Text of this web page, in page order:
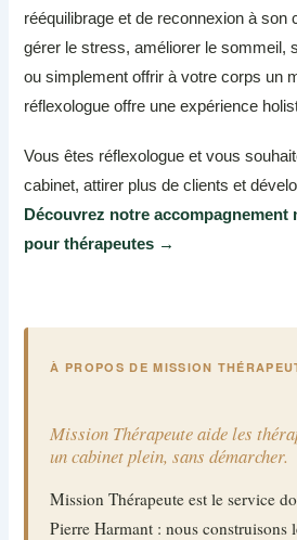
rééquilibrage et de reconnexion à son
gérer le stress, améliorer le sommeil,
ou simplement offrir à votre corps un
réflexologue offre une expérience
Vous êtes réflexologue et vous
cabinet, attirer plus de clients et
Découvrez notre accompagnement
pour thérapeutes →
À PROPOS DE MISSION
Mission Thérapeute aide les
un cabinet plein, sans démarcher.
Mission Thérapeute est le service
Pierre Harmant : nous construisons